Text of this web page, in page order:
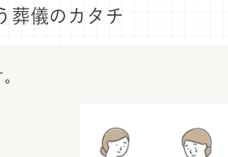
葬儀のカタチ